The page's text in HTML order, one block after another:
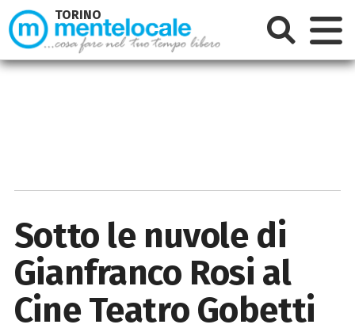
Sotto le nuvole di
Gianfranco Rosi al
Cine Teatro Gobetti
TORINO